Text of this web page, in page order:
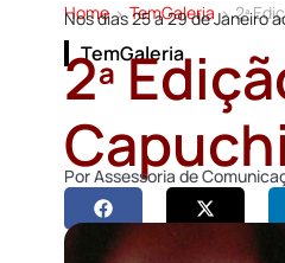
Home > TemGaleria > 2ª
Nos dias 25 a 29 de Janeiro
TemGaleria
2ª
PorAssessoria de